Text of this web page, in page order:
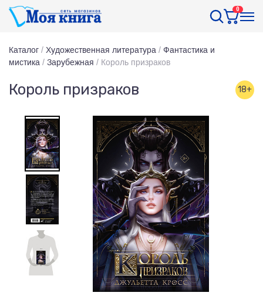
0
Каталог / Художественная литература / Фантастика и
мистика / Зарубежная / Король призраков
Король призраков 18+